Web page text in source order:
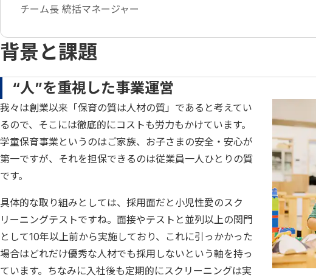
チーム長 統括マネージャー
背景と課題
“人”を重視した事業運営
我々は創業以来「保育の質は人材の質」であると考えてい
るので、そこには徹底的にコストも労力もかけています。
学童保育事業というのはご家族、お子さまの安全・安心が
第一ですが、それを担保できるのは従業員一人ひとりの質
です。
具体的な取り組みとしては、採用面だと小児性愛のスク
リーニングテストですね。面接やテストと並列以上の関門
として10年以上前から実施しており、これに引っかかった
場合はどれだけ優秀な人材でも採用しないという軸を持っ
ています。ちなみに入社後も定期的にスクリーニングは実